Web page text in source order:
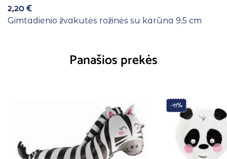
2,20€
Gimtadienio žvakutės rožinės su karūna 9,5 cm
Panašios prekės
-11%